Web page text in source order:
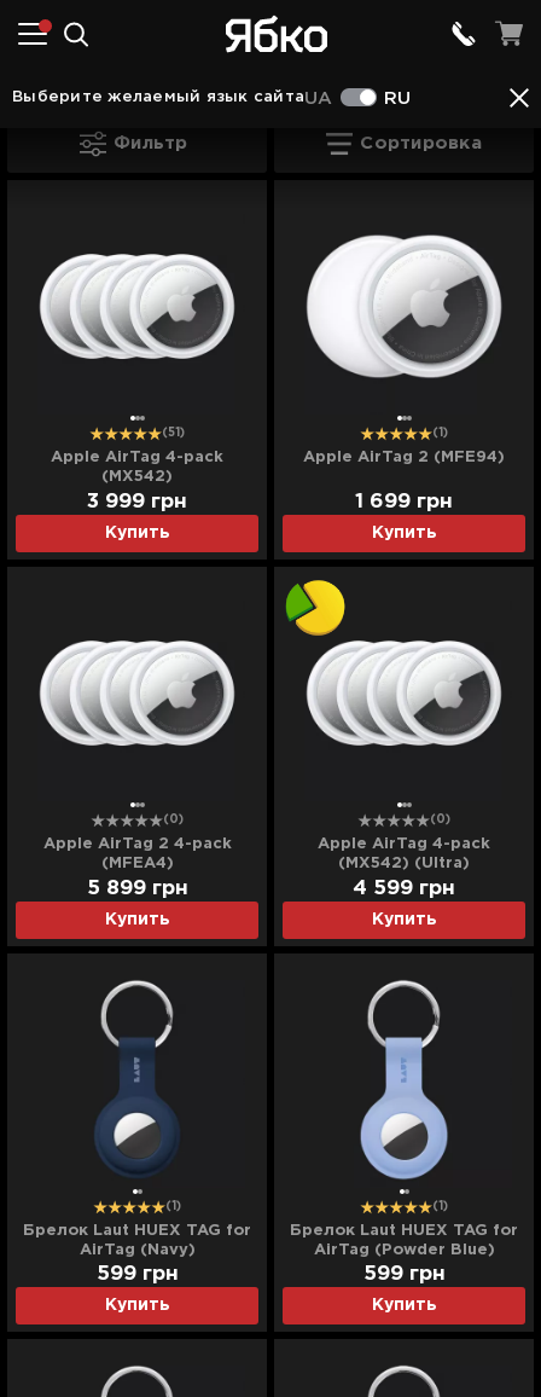
Выберите желаемый язык сайтаUA RU
Apple AirTag (4)
Apple AirTag
Фильтр Сортировка
(51)
Apple AirTag 4-pack
(MX542)
Купить
3 999 грн
(1)
Apple AirTag 2 (MFE94)
Купить
1 699 грн
(0)
Apple AirTag 2 4-pack
(MFEA4)
Купить
5 899 грн
(0)
Apple AirTag 4-pack
(MX542) (Ultra)
Купить
4 599 грн
(1)
Брелок Laut HUEX TAG for
AirTag (Navy)
Купить
599 грн
(1)
Брелок Laut HUEX TAG for
AirTag (Powder Blue)
Купить
599 грн